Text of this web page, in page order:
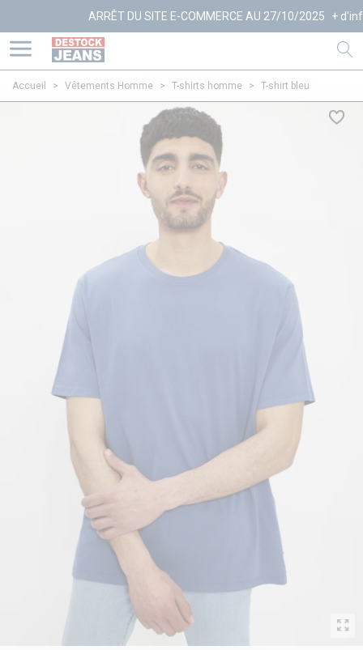
ARRÊT DU SITE E-COMMERCE AU 27/10/2025 + d'infos
Accueil > Vêtements Homme > T-shirts homme > T-shirt bleu